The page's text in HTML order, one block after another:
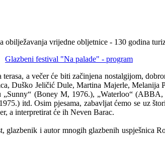
vrijedne obljetnice - 130 godina
Glazbeni festival "Na palade" - program
a večer će biti začinjena nostalgijom,
Duško Jeličić Dule, Martina Majerle,
„Sunny“ (Boney M, 1976.), „Waterloo“
itd. Osim pjesama, zabavljat ćemo se uz
a interpretirat će ih Neven Barac.
i autor mnogih glazbenih uspješnica